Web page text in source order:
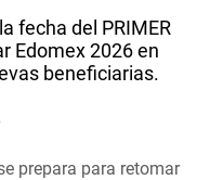
fecha del PRIMER
Edomex 2026 en
beneficiarias.
prepara para retomar